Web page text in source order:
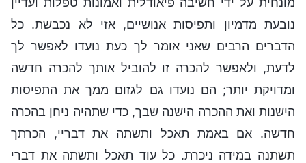
נובעת מדמיון ותפיסות אנושיים, אזי לא נכבשת. כל
הדברים הרבים שאני אומר לך כעת נועדו לאפשר לך
לדעת, ולאפשר להכרה זו להוביל אותך להכרה חדשה
ומדויקת יותר; הם נועדו גם לגזום ממך את התפיסות
הישנות ואת ההכרה הישנה שבך, כדי שתהיה ניחן בהכרה
חדשה. אם באמת תאכל ותשתה את דבריי, הכרתך
תשתנה במידה ניכרת. כל עוד תאכל ותשתה את דברי